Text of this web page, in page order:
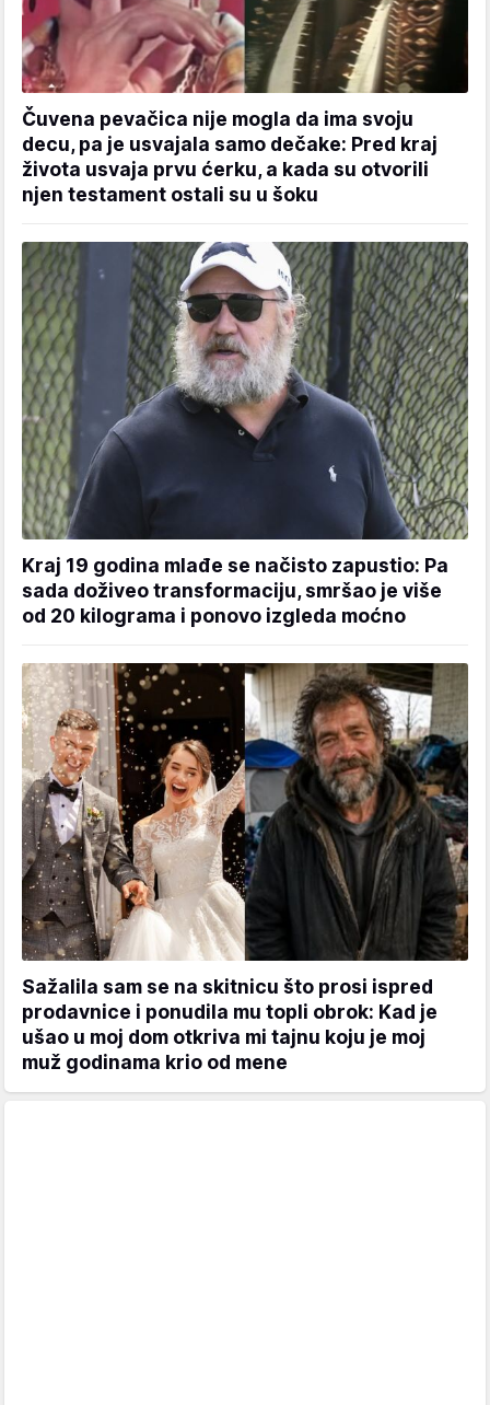
Čuvena pevačica nije mogla da ima svoju
decu, pa je usvajala samo dečake: Pred kraj
života usvaja prvu ćerku, a kada su otvorili
njen testament ostali su u šoku
Kraj 19 godina mlađe se načisto zapustio: Pa
sada doživeo transformaciju, smršao je više
od 20 kilograma i ponovo izgleda moćno
Sažalila sam se na skitnicu što prosi ispred
prodavnice i ponudila mu topli obrok: Kad je
ušao u moj dom otkriva mi tajnu koju je moj
muž godinama krio od mene